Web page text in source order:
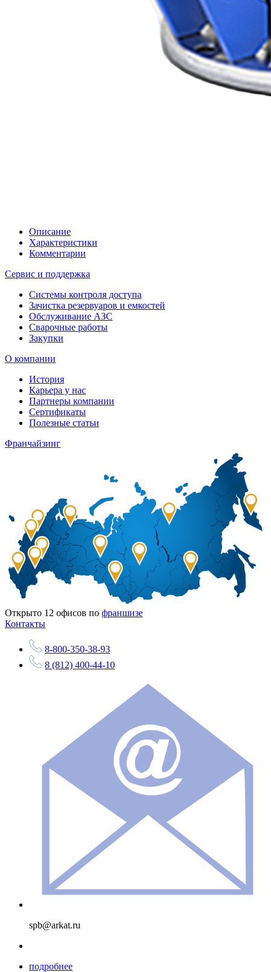
Описание
Характеристики
Комментарии
Сервис и поддержка
Системы контроля доступа
Зачистка резервуаров и емкостей
Обслуживание АЗС
Сварочные работы
Закупки
О компании
История
Карьера у нас
Партнеры компании
Сертификаты
Полезные статьи
Франчайзинг
Открыто 12 офисов по франшизе
Контакты
8-800-350-38-93
8 (812) 400-44-10
spb@arkat.ru
подробнее